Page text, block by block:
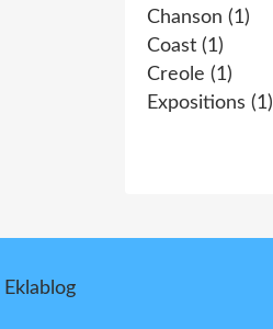
Chanson (1)
Coast (1)
Creole (1)
Expositions (1)
Eklablog